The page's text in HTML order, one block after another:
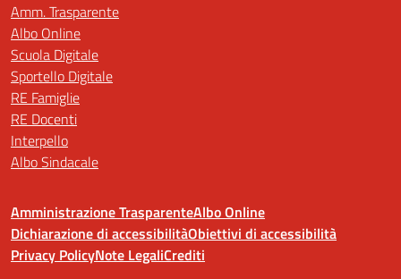
Amm. Trasparente
Albo Online
Scuola Digitale
Sportello Digitale
RE Famiglie
RE Docenti
Interpello
Albo Sindacale
Amministrazione TrasparenteAlbo Online
Dichiarazione di accessibilitàObiettivi di accessibilità
Privacy PolicyNote LegaliCrediti